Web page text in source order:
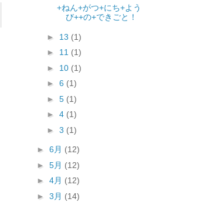
+ねん+がつ+にち+よう
び++の+できごと！
► 13 (1)
► 11 (1)
► 10 (1)
► 6 (1)
► 5 (1)
► 4 (1)
► 3 (1)
► 6月 (12)
► 5月 (12)
► 4月 (12)
► 3月 (14)